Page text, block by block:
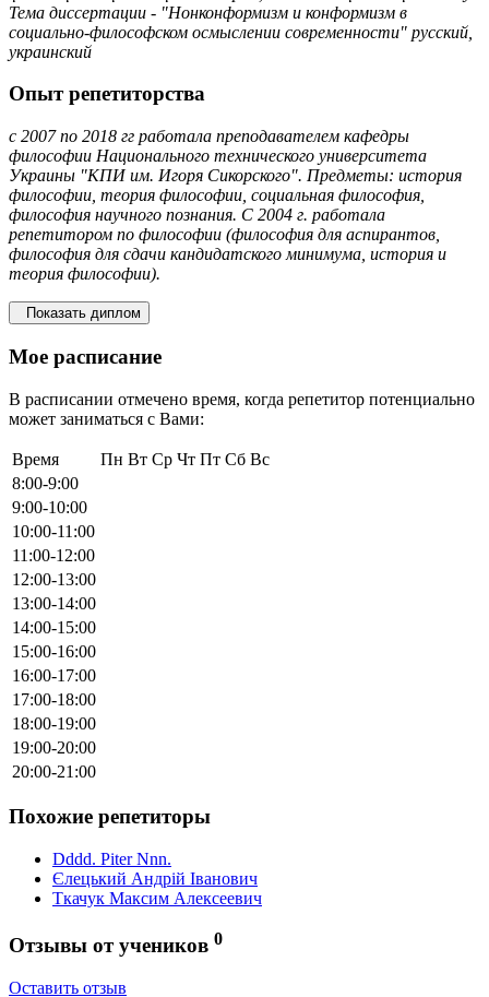
Тема диссертации - "Нонконформизм и конформизм в
социально-философском осмыслении современности" русский,
украинский
Опыт репетиторства
с 2007 по 2018 гг работала преподавателем кафедры
философии Национального технического университета
Украины "КПИ им. Игоря Сикорского". Предметы: история
философии, теория философии, социальная философия,
философия научного познания. С 2004 г. работала
репетитором по философии (философия для аспирантов,
философия для сдачи кандидатского минимума, история и
теория философии).
Показать диплом
Мое расписание
В расписании отмечено время, когда репетитор потенциально
может заниматься с Вами:
Время Пн Вт Ср Чт Пт Сб Вс
8:00-9:00
9:00-10:00
10:00-11:00
11:00-12:00
12:00-13:00
13:00-14:00
14:00-15:00
15:00-16:00
16:00-17:00
17:00-18:00
18:00-19:00
19:00-20:00
20:00-21:00
Похожие репетиторы
Dddd. Piter Nnn.
Єлецький Андрій Іванович
Ткачук Максим Алексеевич
Отзывы от учеников 0
Оставить отзыв